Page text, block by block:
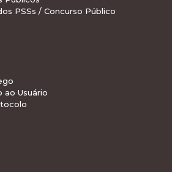
PSSs / Concurso Público
ao Usuário